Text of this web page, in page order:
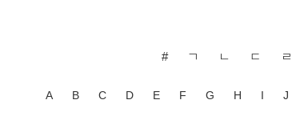
# ㄱ ㄴ ㄷ ㄹ
A B C D E F G H I J